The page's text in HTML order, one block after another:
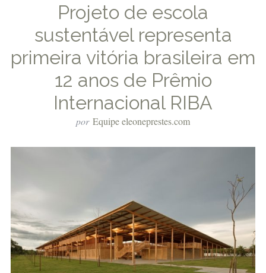
Projeto de escola
sustentável representa
primeira vitória brasileira em
12 anos de Prêmio
Internacional RIBA
por Equipe eleoneprestes.com